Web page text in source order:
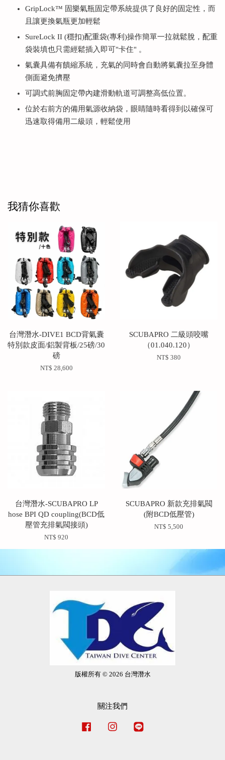
GripLock™ 固樂氣瓶固定帶系統提供了良好的固定性，而
且讓更換氣瓶更加輕鬆
SureLock II (穩扣)配重袋(專利)操作簡單一拉就鬆脫，配重
袋裝填也只需經鬆插入即可"卡住" 。
氣囊具備有饋縮系統，充氣的同時會自動將氣囊拉至身體
側面避免擠壓
可調式前胸固定帶內建滑動軌道可調整高低位置。
位於右前方的備用氣源收納袋，眼睛隨時看得到以確保可
迅速取得備用二級頭，輕鬆使用
我猜你喜歡
台灣潛水-DIVE1 BCD背氣囊
特別款皮面/鋁製背板/25磅/30
磅
NT$ 28,600
SCUBAPRO 二級頭咬嘴
（01.040.120）
NT$ 380
台灣潛水-SCUBAPRO LP
hose BPI QD coupling(BCD低
壓管充排氣閥接頭)
NT$ 920
SCUBAPRO 新款充排氣閥
(附BCD低壓管)
NT$ 5,500
版權所有 © 2026 台灣潛水
關注我們
Facebook Instagram